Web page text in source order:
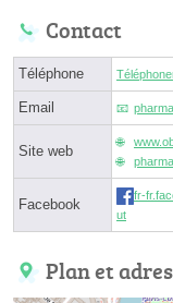
Contact
Téléphone
Email
Site web
Facebook
fr-
ut
Plan et